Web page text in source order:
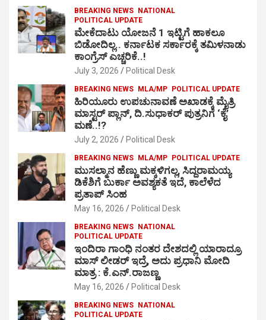
BREAKING NEWS
NATIONAL
POLITICAL UPDATE
ಮೇಕೆದಾಟು ಯೋಜನೆ 1 ಇಟ್ಟಿಗೆ ಹಾಕಲೂ
ಬಿಡೋದಿಲ್ಲ.. ಕರ್ನಾಟಕ ಸರ್ಕಾರಕ್ಕೆ ತಮಿಳನಾಡು
ಕಾಂಗ್ರೆಸ್ ಎಚ್ಚರಿಕೆ..!
July 3, 2026 Political Desk
BREAKING NEWS MLA/MP POLITICAL UPDATE
ಹಿರಿಯೂರು ಉಪಚುನಾವಣೆ ಅಖಾಡಕ್ಕೆ ಮೈತ್ರಿ
ಮಾಸ್ಟರ್ ಪ್ಲಾನ್, ದಿ.ಸುಧಾಕರ್ ಪುತ್ರನಿಗೆ ‘ಕೈ’
ಮಣೆ..!?
July 2, 2026 Political Desk
BREAKING NEWS MLA/MP POLITICAL UPDATE
ಮುಸಲ್ಮಾನ ಹೆಣ್ಣು ಮಕ್ಕಳಿಗಲ್ಲ, ಸಿದ್ದರಾಮಯ್ಯ
ಡಿಕೆಶಿಗೆ ಬುರ್ಕಾ ಅವಶ್ಯಕತೆ ಇದೆ, ಕಾಲೆಳೆದ
ಪ್ರತಾಪ್ ಸಿಂಹ
May 16, 2026 Political Desk
BREAKING NEWS
NATIONAL
POLITICAL UPDATE
ಇಂದಿರಾ ಗಾಂಧಿ ನಂತರ ದೇಶದಲ್ಲಿ ಯಾರಾದ್ರೂ
ಮಾಸ್ ಲೀಡರ್ ಇದ್ರೆ, ಅದು ಪ್ರಧಾನಿ ಮೋದಿ
ಮಾತ್ರ : ಕೆ.ಎನ್.ರಾಜಣ್ಣ
May 16, 2026 Political Desk
BREAKING NEWS
NATIONAL
POLITICAL UPDATE